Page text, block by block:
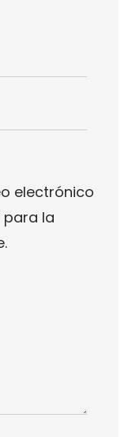
electrónico
para la